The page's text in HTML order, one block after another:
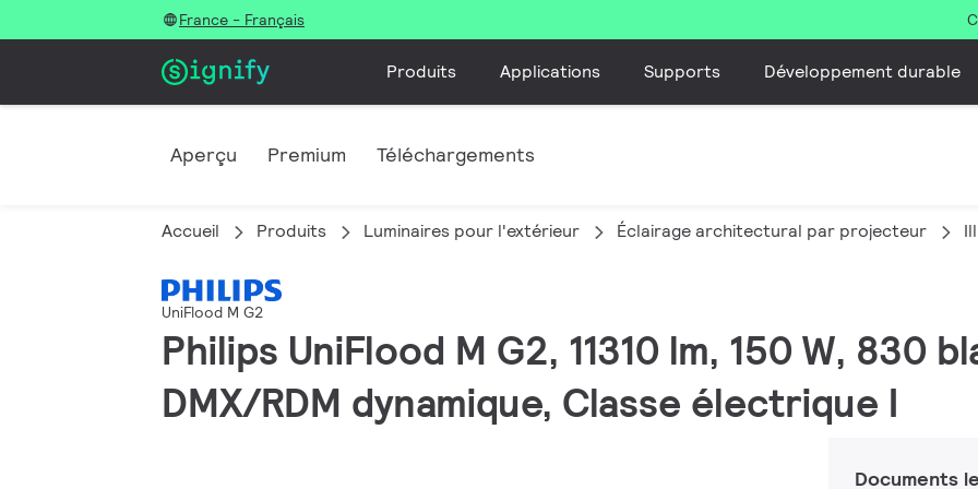
France - Français
Produits Applications Supports Développement durable
Aperçu Premium Téléchargements
Accueil Produits Luminaires pour l'extérieur Éclairage architectural par projecteur
UniFlood M G2
Philips UniFlood M G2, 11310 lm, 150 W, 830
DMX/RDM dynamique, Classe électrique I
Documents